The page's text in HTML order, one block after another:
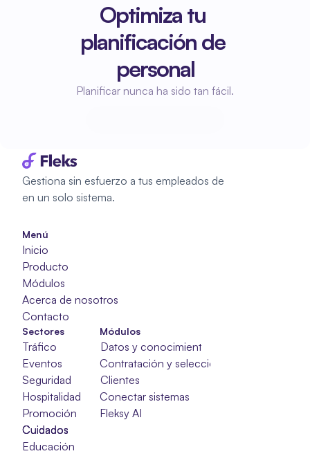
Optimiza tu
planificación de
personal
Planificar nunca ha sido tan fácil.
Gestiona sin esfuerzo a tus empleados de
en un solo sistema.
Menú
Inicio
Producto
Módulos
Acerca de nosotros
Contacto
Módulos
Datos y conocimientos
Contratación y selección
Clientes
Conectar sistemas
Fleksy AI
Sectores
Tráfico
Eventos
Seguridad
Hospitalidad
Promoción
Cuidados
Cuidados
Cuidados
Educación